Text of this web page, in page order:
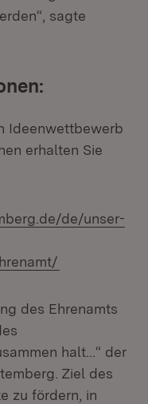
sagte
Ideenwettbewerb
erhalten Sie
de/unser-
des Ehrenamts
halt…“ der
Ziel des
zu fördern, in